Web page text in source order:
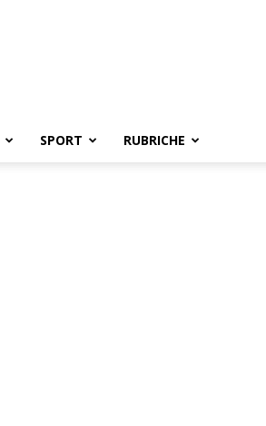
SPORT RUBRICHE